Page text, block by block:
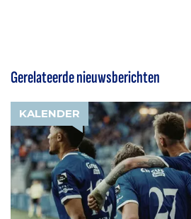
Gerelateerde nieuwsberichten
KALENDER